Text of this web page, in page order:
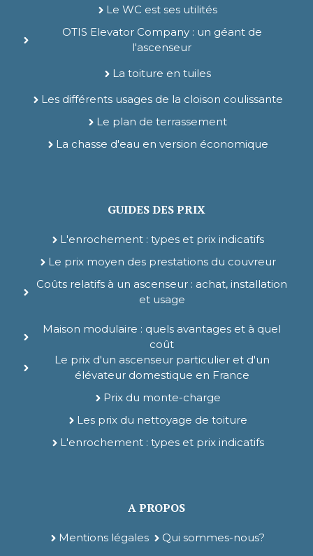
Le WC est ses utilités
OTIS Elevator Company : un géant de
l'ascenseur
La toiture en tuiles
Les différents usages de la cloison coulissante
Le plan de terrassement
La chasse d'eau en version économique
GUIDES DES PRIX
L'enrochement : types et prix indicatifs
Le prix moyen des prestations du couvreur
Coûts relatifs à un ascenseur : achat, installation
et usage
Maison modulaire : quels avantages et à quel
coût
Le prix d'un ascenseur particulier et d'un
élévateur domestique en France
Prix du monte-charge
Les prix du nettoyage de toiture
L'enrochement : types et prix indicatifs
A PROPOS
Mentions légales
Qui sommes-nous?